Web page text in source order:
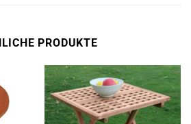
PRODUKTE